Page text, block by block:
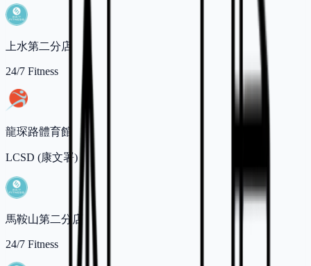
上水第二分店
24/7 Fitness
龍琛路體育館
LCSD (康文署)
馬鞍山第二分店
24/7 Fitness